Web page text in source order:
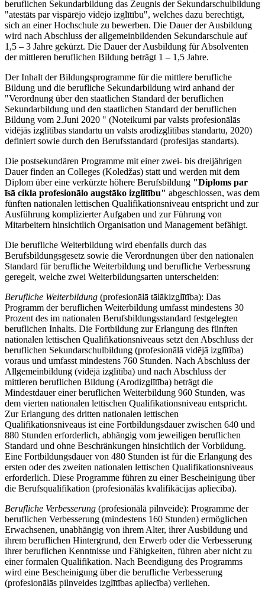
beruflichen Sekundarbildung das Zeugnis der Sekundarschulbildung
"atestāts par vispārējo vidējo izglītību", welches dazu berechtigt,
sich an einer Hochschule zu bewerben. Die Dauer der Ausbildung
wird nach Abschluss der allgemeinbildenden Sekundarschule auf
1,5 – 3 Jahre gekürzt. Die Dauer der Ausbildung für Absolventen
der mittleren beruflichen Bildung beträgt 1 – 1,5 Jahre.
Der Inhalt der Bildungsprogramme für die mittlere berufliche
Bildung und die berufliche Sekundarbildung wird anhand der
"Verordnung über den staatlichen Standard der beruflichen
Sekundarbildung und den staatlichen Standard der beruflichen
Bildung vom 2.Juni 2020 " (Noteikumi par valsts profesionālās
vidējās izglītības standartu un valsts arodizglītības standartu, 2020)
definiert sowie durch den Berufsstandard (profesijas standarts).
Die postsekundären Programme mit einer zwei- bis dreijährigen
Dauer finden an Colleges (Koledžas) statt und werden mit dem
Diplom über eine verkürzte höhere Berufsbildung "Diploms par
īsā cikla profesionālo augstāko izglītību" abgeschlossen, was dem
fünften nationalen lettischen Qualifikationsniveau entspricht und zur
Ausführung komplizierter Aufgaben und zur Führung von
Mitarbeitern hinsichtlich Organisation und Management befähigt.
Die berufliche Weiterbildung wird ebenfalls durch das
Berufsbildungsgesetz sowie die Verordnungen über den nationalen
Standard für berufliche Weiterbildung und berufliche Verbessrung
geregelt, welche zwei Weiterbildungsarten unterscheiden:
Berufliche Weiterbildung (profesionālā tālākizglītība): Das
Programm der beruflichen Weiterbildung umfasst mindestens 30
Prozent des im nationalen Berufsbildungsstandard festgelegten
beruflichen Inhalts. Die Fortbildung zur Erlangung des fünften
nationalen lettischen Qualifikationsniveaus setzt den Abschluss der
beruflichen Sekundarschulbildung (profesionālā vidējā izglītība)
voraus und umfasst mindestens 760 Stunden. Nach Abschluss der
Allgemeinbildung (vidējā izglītība) und nach Abschluss der
mittleren beruflichen Bildung (Arodizglītība) beträgt die
Mindestdauer einer beruflichen Weiterbildung 960 Stunden, was
dem vierten nationalen lettischen Qualifikationsniveau entspricht.
Zur Erlangung des dritten nationalen lettischen
Qualifikationsniveaus ist eine Fortbildungsdauer zwischen 640 und
880 Stunden erforderlich, abhängig vom jeweiligen beruflichen
Standard und ohne Beschränkungen hinsichtlich der Vorbildung.
Eine Fortbildungsdauer von 480 Stunden ist für die Erlangung des
ersten oder des zweiten nationalen lettischen Qualifikationsniveaus
erforderlich. Diese Programme führen zu einer Bescheinigung über
die Berufsqualifikation (profesionālās kvalifikācijas apliecība).
Berufliche Verbesserung (profesionālā pilnveide): Programme der
beruflichen Verbesserung (mindestens 160 Stunden) ermöglichen
Erwachsenen, unabhängig von ihrem Alter, ihrer Ausbildung und
ihrem beruflichen Hintergrund, den Erwerb oder die Verbesserung
ihrer beruflichen Kenntnisse und Fähigkeiten, führen aber nicht zu
einer formalen Qualifikation. Nach Beendigung des Programms
wird eine Bescheinigung über die berufliche Verbesserung
(profesionālās pilnveides izglītības apliecība) verliehen.